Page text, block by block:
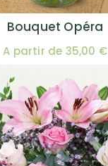
Bouquet Opéra
A partir de 35,00 €